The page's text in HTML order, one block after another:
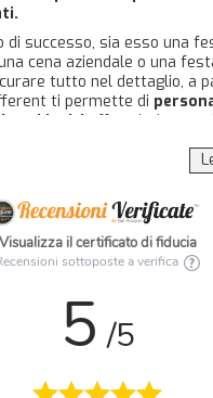
di successo, sia esso una
cena aziendale o una
tutto nel dettaglio, a
ti permette di
i tuoi inviti offrendoti una
vantaggiosi. Utilizza il
per creare i tuoi inviti
I TUOI
FACILE E
efficiente e pratico
stampa online di inviti per i
Visualizza il certificato di fiducia
sottoposte a verifica
5 /5